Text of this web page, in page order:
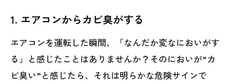
1. エアコンからカビ臭がする
エアコンを運転した瞬間、「なんだか変なにおいがす
る」と感じたことはありませんか？そのにおいが“カ
ビ臭い”と感じたら、それは明らかな危険サインで